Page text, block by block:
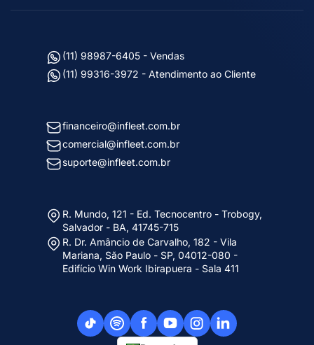
(11) 98987-6405 - Vendas
(11) 99316-3972 - Atendimento ao Cliente
financeiro@infleet.com.br
comercial@infleet.com.br
suporte@infleet.com.br
R. Mundo, 121 - Ed. Tecnocentro - Trobogy,
Salvador - BA, 41745-715
R. Dr. Amâncio de Carvalho, 182 - Vila
Mariana, São Paulo - SP, 04012-080 -
Edifício Win Work Ibirapuera - Sala 411